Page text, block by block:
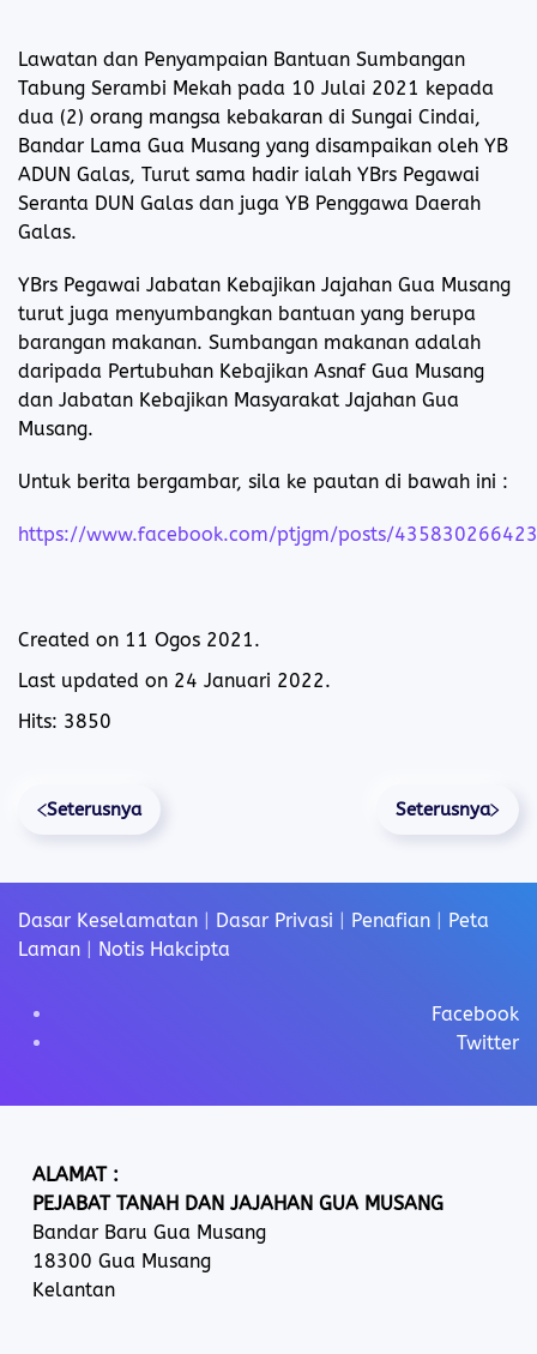
Lawatan dan Penyampaian Bantuan Sumbangan
Tabung Serambi Mekah pada 10 Julai 2021 kepada
dua (2) orang mangsa kebakaran di Sungai Cindai,
Bandar Lama Gua Musang yang disampaikan oleh YB
ADUN Galas, Turut sama hadir ialah YBrs Pegawai
Seranta DUN Galas dan juga YB Penggawa Daerah
Galas.
YBrs Pegawai Jabatan Kebajikan Jajahan Gua Musang
turut juga menyumbangkan bantuan yang berupa
barangan makanan. Sumbangan makanan adalah
daripada Pertubuhan Kebajikan Asnaf Gua Musang
dan Jabatan Kebajikan Masyarakat Jajahan Gua
Musang.
Untuk berita bergambar, sila ke pautan di bawah ini :
https://www.facebook.com/ptjgm/posts/
Created on 11 Ogos 2021.
Last updated on 24 Januari 2022.
Hits: 3850
Seterusnya Seterusnya
Dasar Keselamatan Dasar Privasi Penafian
Peta
Laman
Notis Hakcipta
Facebook
Twitter
ALAMAT :
PEJABAT TANAH DAN JAJAHAN GUA MUSANG
Bandar Baru Gua Musang
18300 Gua Musang
Kelantan